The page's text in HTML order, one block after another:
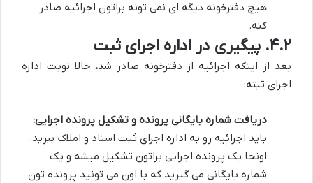
هیچ دفترخونه دیگه ای نمی تونه براتون اجرائیه صادر
کنه.
۴.۲. پیگیری در اداره اجرای ثبت
بعد از اینکه اجرائیه از دفترخونه صادر شد، حالا نوبت اداره
اجرای ثبته:
دریافت شماره بایگانی پرونده و تشکیل پرونده اجرایی:
باید اجرائیه رو به اداره اجرای ثبت اسناد و املاک ببرید.
اونجا یک پرونده اجرایی براتون تشکیل میشه و یک
شماره بایگانی می گیرید که با اون می تونید پرونده تون